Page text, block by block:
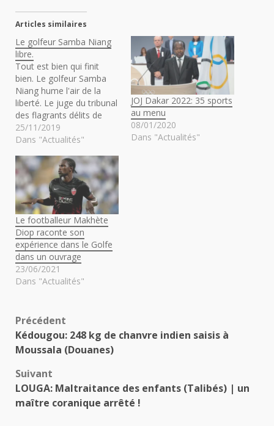
Articles similaires
Le golfeur Samba Niang
libre.
Tout est bien qui finit
bien. Le golfeur Samba
Niang hume l'air de la
liberté. Le juge du tribunal
des flagrants délits de
Dakar n'a pas suivi le
réquisitoire du Procureur,
d'emprisonnement de
deux (2) mois ferme,
contre le prévenu Samba
Niang, accusé d'avoir
tenu des…
25/11/2019
Dans "Actualités"
JOJ Dakar 2022: 35 sports
au menu
08/01/2020
Dans "Actualités"
Le footballeur Makhète
Diop raconte son
expérience dans le Golfe
dans un ouvrage
23/06/2021
Dans "Actualités"
Navigation
d’article
Précédent
Kédougou: 248 kg de chanvre indien saisis à
Moussala (Douanes)
Suivant
LOUGA: Maltraitance des enfants (Talibés) | un
maître coranique arrêté !